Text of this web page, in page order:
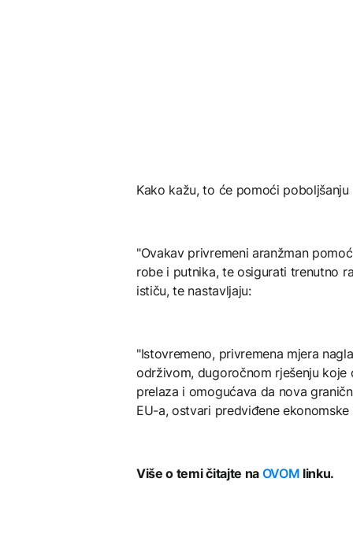
Kako kažu, to će pomoći
"Ovakav privremeni aranžman
robe i putnika, te osigurati trenutno
ističu, te nastavljaju:
"Istovremeno, privremena mjera
održivom, dugoročnom rješenju
prelaza i omogućava da nova
EU-a, ostvari predviđene
Više o temi čitajte na OVOM linku.